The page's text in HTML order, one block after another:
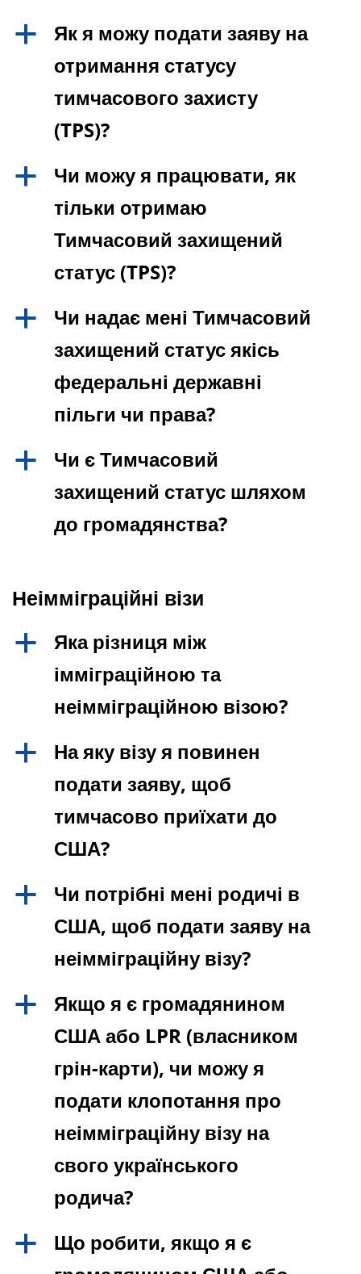
a
Як я можу подати заяву на
отримання статусу
тимчасового захисту
(TPS)?
a
Чи можу я працювати, як
тільки отримаю
Тимчасовий захищений
статус (TPS)?
a
Чи надає мені Тимчасовий
захищений статус якісь
федеральні державні
пільги чи права?
a
Чи є Тимчасовий
захищений статус шляхом
до громадянства?
Неімміграційні візи
a
Яка різниця між
імміграційною та
неімміграційною візою?
a
На яку візу я повинен
подати заяву, щоб
тимчасово приїхати до
США?
a
Чи потрібні мені родичі в
США, щоб подати заяву на
неімміграційну візу?
a
Якщо я є громадянином
США або LPR (власником
грін-карти), чи можу я
подати клопотання про
неімміграційну візу на
свого українського
родича?
a
Що робити, якщо я є